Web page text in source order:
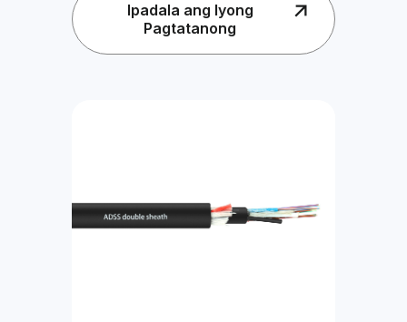
Ipadala ang Iyong
Pagtatanong